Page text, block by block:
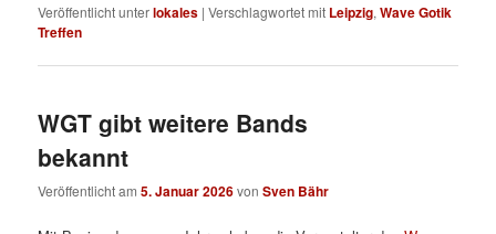
Veröffentlicht unterlokales |Verschlagwortet mit Leipzig,Wave Gotik
Treffen
WGT gibt weitere Bands
bekannt
Veröffentlicht am5. Januar 2026vonSven Bähr